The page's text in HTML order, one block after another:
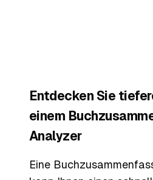
Entdecken Sie
einem
Analyzer
Eine